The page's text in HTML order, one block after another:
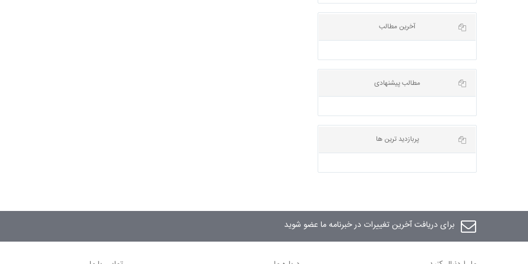
آخرین مطالب
مطالب پیشنهادی
پربازدید ترین ها
برای دریافت آخرین تغییرات در خبرنامه ما عضو شوید